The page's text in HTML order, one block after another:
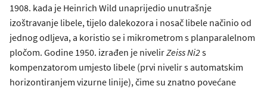
1908. kada je Heinrich Wild unaprijedio unutrašnje
izoštravanje libele, tijelo dalekozora i nosač libele načinio od
jednog odljeva, a koristio se i mikrometrom s planparalelnom
pločom. Godine 1950. izrađen je nivelirZeiss Ni2s
kompenzatorom umjesto libele (prvi nivelir s automatskim
horizontiranjem vizurne linije), čime su znatno povećane